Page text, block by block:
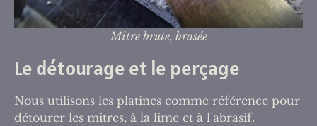
Mitre brute, brasée
Le détourage et le perçage
Nous utilisons les platines comme référence pour
détourer les mitres, à la lime et à l’abrasif.